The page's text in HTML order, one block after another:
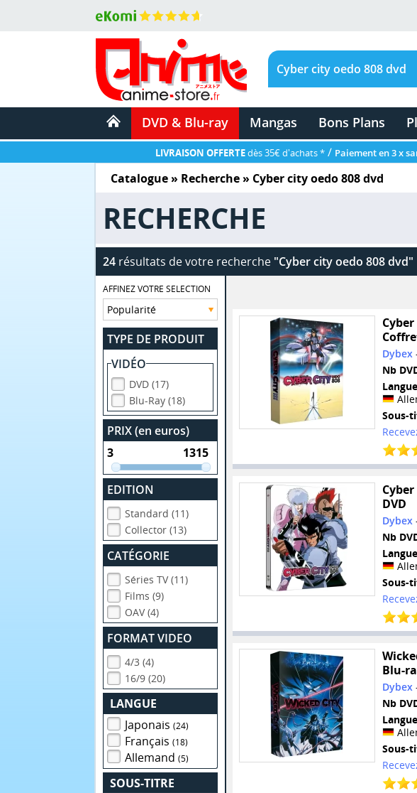
DVD & Blu-ray Mangas Bons Plans
LIVRAISON OFFERTEdès 35€ d'achats * / Paiement en 3 x
Catalogue» Recherche » Cyber city oedo 808 dvd
RECHERCHE
24résultats de votre recherche "Cyber city oedo 808 dvd"
AFFINEZ VOTRE SELECTION
TYPE DE PRODUIT
VIDÉO
DVD (17)
Blu-Ray (18)
PRIX (en euros)
EDITION
Standard (11)
Collector (13)
CATÉGORIE
Séries TV (11)
Films (9)
OAV (4)
FORMAT VIDEO
4/3 (4)
16/9 (20)
LANGUE
Japonais(24)
Français(18)
Allemand(5)
SOUS-TITRE
Dybex
Nb
Sous-
DVD
Dybex
Nb
Sous-
Blu-
Dybex
Nb
Sous-